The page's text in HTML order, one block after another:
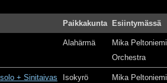
Paikkakunta Esiintymässä
Alahärmä
Mika Peltoniemi
Orchestra
+ Sinitaivas Isokyrö
Mika Peltoniemi